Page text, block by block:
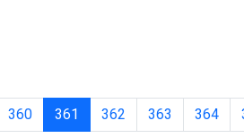
360 361 362 363 364